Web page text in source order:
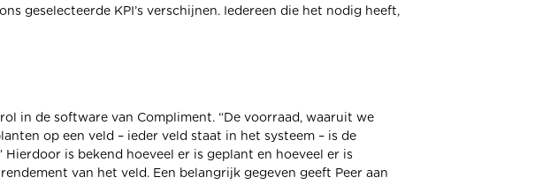
geselecteerde KPI’s verschijnen. Iedereen die het nodig heeft,
in de software van Compliment. “De voorraad, waaruit we
op een veld – ieder veld staat in het systeem – is de
is bekend hoeveel er is geplant en hoeveel er is
van het veld. Een belangrijk gegeven geeft Peer aan